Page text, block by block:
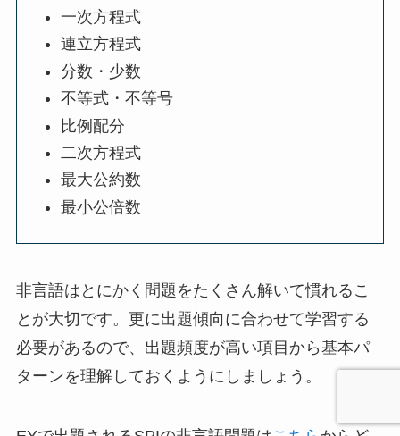
一次方程式
連立方程式
分数・少数
不等式・不等号
比例配分
二次方程式
最大公約数
最小公倍数
非言語はとにかく問題をたくさん解いて慣れるこ
とが大切です。更に出題傾向に合わせて学習する
必要があるので、出題頻度が高い項目から基本パ
ターンを理解しておくようにしましょう。